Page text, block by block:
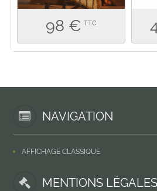
98 € TTC
NAVIGATION
AFFICHAGE CLASSIQUE
MENTIONS LÉGALES